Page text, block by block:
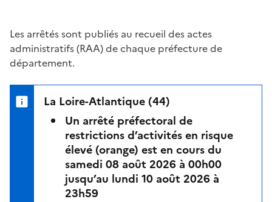
Les arrêtés sont publiés au recueil des actes
administratifs (RAA) de chaque préfecture de
département.
La Loire-Atlantique (44)
Un arrêté préfectoral de
restrictions d’activités en risque
élevé (orange) est en cours du
samedi 08 août 2026 à 00h00
jusqu’au lundi 10 août 2026 à
23h59